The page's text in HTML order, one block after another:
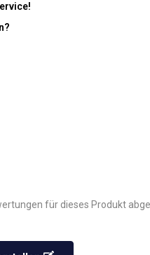
für dieses Produkt